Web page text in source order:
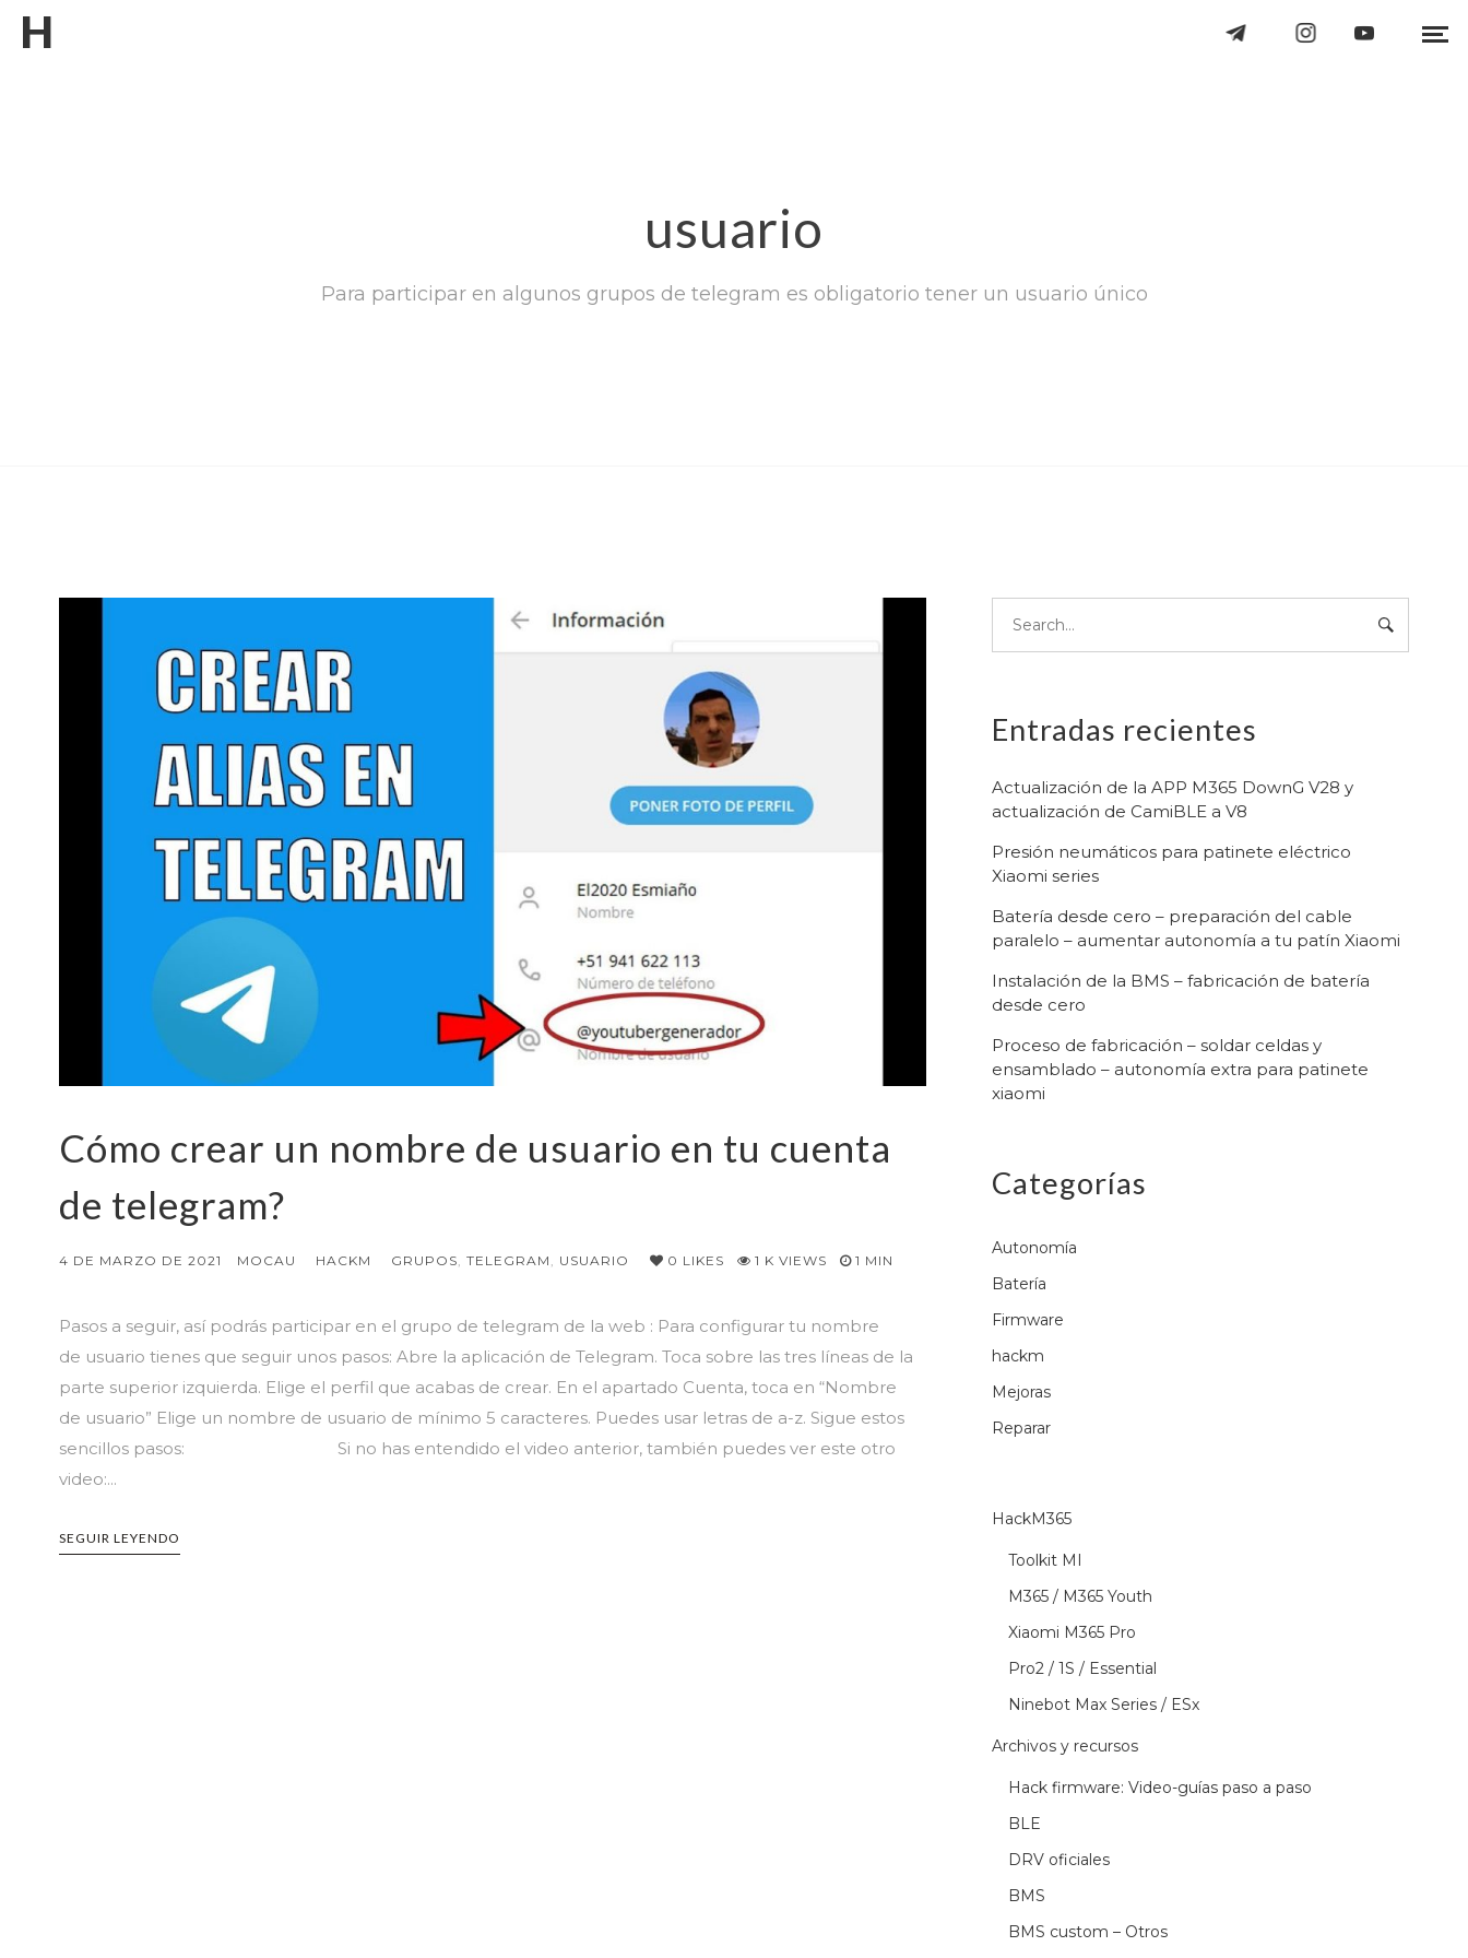
H
usuario
Para participar en algunos grupos de telegram es obligatorio tener un usuario único
Cómo crear un nombre de usuario en tu cuenta
de telegram?
4 DE MARZO DE 2021 MOCAU HACKM GRUPOS TELEGRAM USUARIO 0 LIKES 1 K VIEWS 1 MIN
Pasos a seguir, así podrás participar en el grupo de telegram de la web : Para configurar tu nombre
de usuario tienes que seguir unos pasos: Abre la aplicación de Telegram. Toca sobre las tres líneas de la
parte superior izquierda. Elige el perfil que acabas de crear. En el apartado Cuenta, toca en “Nombre
de usuario” Elige un nombre de usuario de mínimo 5 caracteres. Puedes usar letras de a-z. Sigue estos
sencillos pasos: Si no has entendido el video anterior, también puedes ver este otro
video:...
SEGUIR LEYENDO
Entradas recientes
Actualización de la APP M365 DownG V28 y
actualización de CamiBLE a V8
Presión neumáticos para patinete eléctrico
Xiaomi series
Batería desde cero – preparación del cable
paralelo – aumentar autonomía a tu patín Xiaomi
Instalación de la BMS – fabricación de batería
desde cero
Proceso de fabricación – soldar celdas y
ensamblado – autonomía extra para patinete
xiaomi
Categorías
Autonomía
Batería
Firmware
hackm
Mejoras
Reparar
HackM365
Toolkit MI
M365 / M365 Youth
Xiaomi M365 Pro
Pro2 / 1S / Essential
Ninebot Max Series / ESx
Archivos y recursos
Hack firmware: Video-guías paso a paso
BLE
DRV oficiales
BMS
BMS custom – Otros